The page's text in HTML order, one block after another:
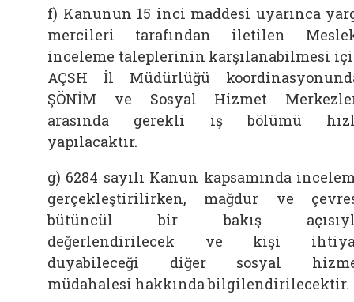
f) Kanunun 15 inci maddesi uyarınca
mercileri tarafından iletilen
inceleme taleplerinin karşılanabilmesi
AÇSH İl Müdürlüğü
ŞÖNİM ve Sosyal Hizmet
arasında gerekli iş bölümü
yapılacaktır.
g) 6284 sayılı Kanun kapsamında
gerçekleştirilirken, mağdur ve
bütüncül bir bakış
değerlendirilecek ve kişi
duyabileceği diğer sosyal
müdahalesi hakkında bilgilendirilecektir.